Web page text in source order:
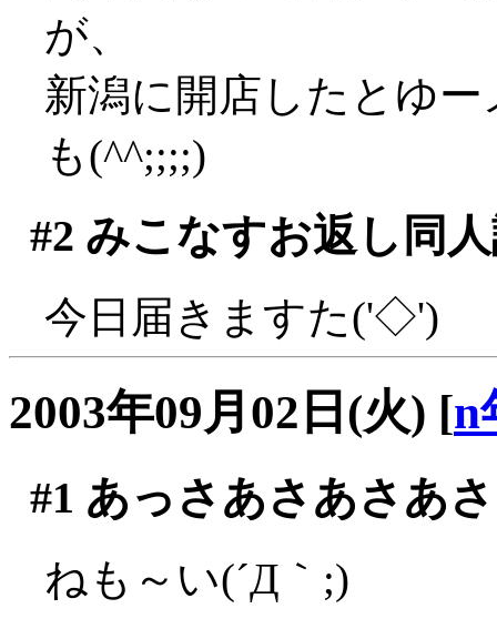
が、
新潟に開店したとゆ
も(^^;;;;)
#2 みこなすお返し同
今日届きますた('◇')ゞ
2003年09月02日(火) [n
#1 あっさあさあさあ
ねも～い(´Д｀;)